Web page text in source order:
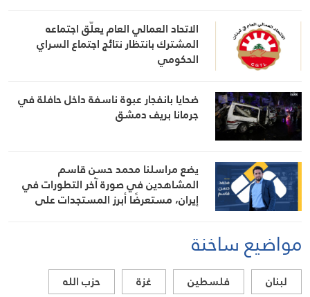
الاتحاد العمالي العام يعلّق اجتماعه
المشترك بانتظار نتائج اجتماع السراي
الحكومي
ضحايا بانفجار عبوة ناسفة داخل حافلة في
جرمانا بريف دمشق
يضع مراسلنا محمد حسن قاسم
المشاهدين في صورة آخر التطورات في
إيران، مستعرضًا أبرز المستجدات على
الصلة بالشأنين الداخلي والإقليميمواضيع ساخنة
لبنان فلسطين غزة
حزب الله